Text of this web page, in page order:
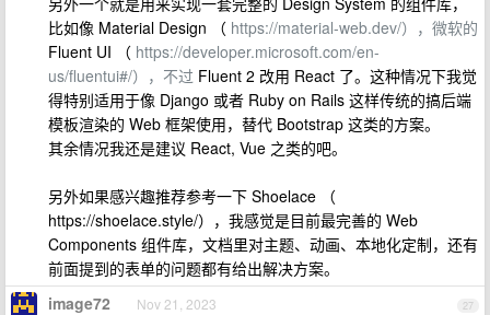
比如像 Material Design （ https://material-web.dev/），微软的
Fluent UI （ https://developer.microsoft.com/en-
us/fluentui#/），不过 Fluent 2 改用 React 了。这种情况下我觉
得特别适用于像 Django 或者 Ruby on Rails 这样传统的搞后端
模板渲染的 Web 框架使用，替代 Bootstrap 这类的方案。
其余情况我还是建议 React, Vue 之类的吧。
另外如果感兴趣推荐参考一下 Shoelace （
https://shoelace.style/），我感觉是目前最完善的 Web
Components 组件库，文档里对主题、动画、本地化定制，还有
前面提到的表单的问题都有给出解决方案。
27
image72 Nov 21, 2023